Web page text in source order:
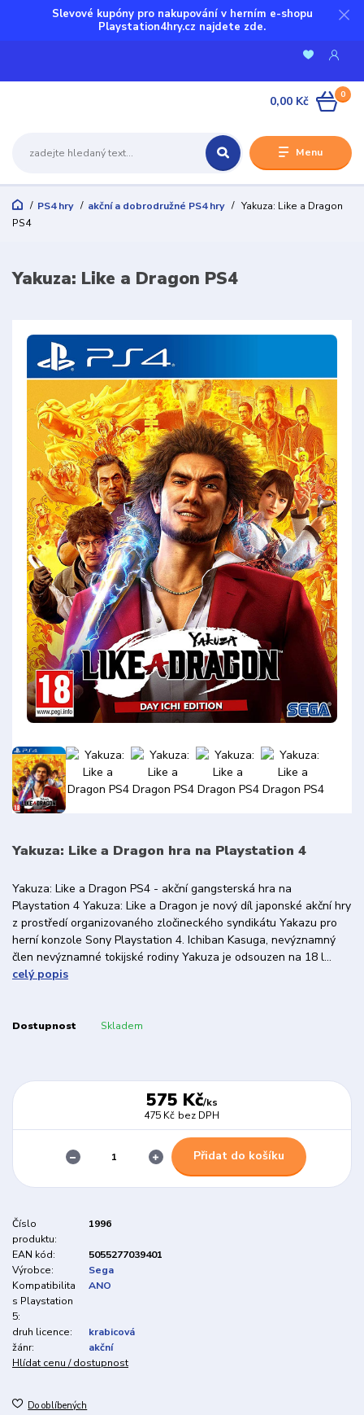
Slevové kupóny pro nakupování v herním e-shopu
Playstation4hry.cz najdete zde.
Menu
0
0,00 Kč
PS4 hry akční a dobrodružné PS4 hry
Yakuza: Like a Dragon
PS4
Yakuza: Like a Dragon PS4
Yakuza: Like a Dragon hra na Playstation 4
Yakuza: Like a Dragon PS4 - akční gangsterská hra na
Playstation 4 Yakuza: Like a Dragon je nový díl japonské akční hry
z prostředí organizovaného zločineckého syndikátu Yakazu pro
herní konzole Sony Playstation 4. Ichiban Kasuga, nevýznamný
člen nevýznamné tokijské rodiny Yakuza je odsouzen na 18 l...
celý popis
Dostupnost Skladem
575 Kč/ks
475 Kč bez DPH
Přidat do košíku
Číslo
produktu:
1996
EAN kód:
5055277039401
Výrobce:
Sega
Kompatibilita
s Playstation
5:
ANO
druh licence:
krabicová
žánr:
akční
Hlídat cenu / dostupnost
Do oblíbených